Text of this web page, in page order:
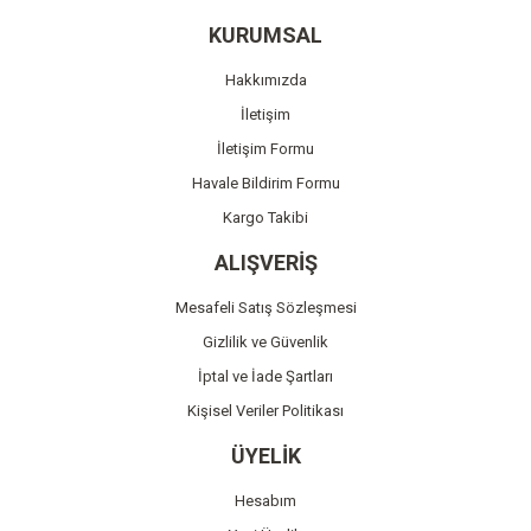
Ürün bilgilerinde hatalar bulunuyor.
Ürün fiyatı diğer sitelerden daha pahalı.
Bu ürüne benzer farklı alternatifler olmalı.
Gönder
KURUMSAL
Hakkımızda
İletişim
İletişim Formu
Havale Bildirim Formu
Kargo Takibi
ALIŞVERİŞ
Mesafeli Satış Sözleşmesi
Gizlilik ve Güvenlik
İptal ve İade Şartları
Kişisel Veriler Politikası
ÜYELİK
Hesabım